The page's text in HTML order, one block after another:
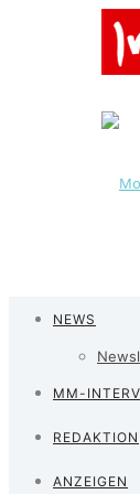
NEWS
MM-
REDAKTION
ANZEIGEN